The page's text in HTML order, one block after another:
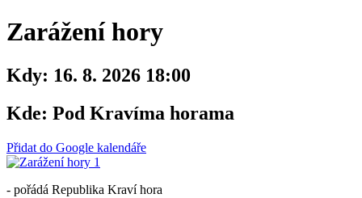
Zarážení hory
Kdy: 16. 8. 2026 18:00
Kde: Pod Kravíma horama
Přidat do Google kalendáře
- pořádá Republika Kraví hora